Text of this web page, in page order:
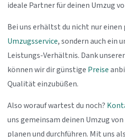
ideale Partner für deinen Umzug
Bei uns erhältst du nicht nur
Umzugsservice, sondern auch ein
Leistungs-Verhältnis. Dank
können wir dir günstige Preise
Qualität einzubüßen.
Also worauf wartest du noch?
uns gemeinsam deinen Umzug
planen und durchführen. Mit uns